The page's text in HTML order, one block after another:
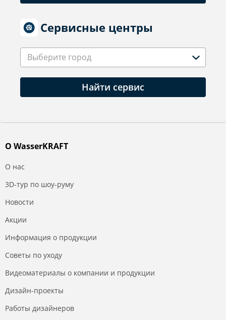
Сервисные центры
Выберите город
Найти сервис
О WasserKRAFT
О нас
3D-тур по шоу-руму
Новости
Акции
Информация о продукции
Советы по уходу
Видеоматериалы о компании и продукции
Дизайн-проекты
Работы дизайнеров